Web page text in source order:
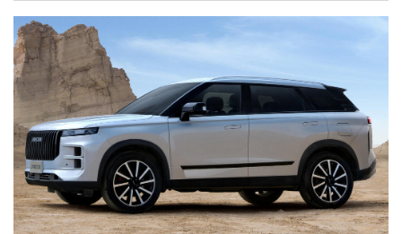
עם עם אירופית אחרת לשימוש בפלטפורמה קיימת